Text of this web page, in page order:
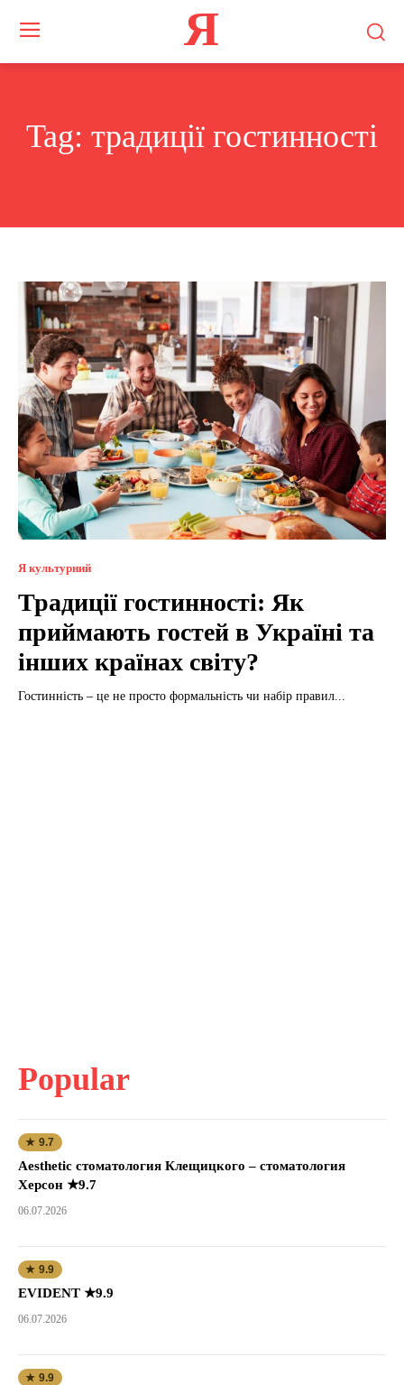
Я
Tag: традиції гостинності
Я культурний
Традиції гостинності: Як
приймають гостей в Україні та
інших країнах світу?
Гостинність – це не просто формальність чи набір правил...
Popular
★ 9.7
Aesthetic стоматология Клещицкого – стоматология
Херсон ★9.7
06.07.2026
★ 9.9
EVIDENT ★9.9
06.07.2026
★ 9.9